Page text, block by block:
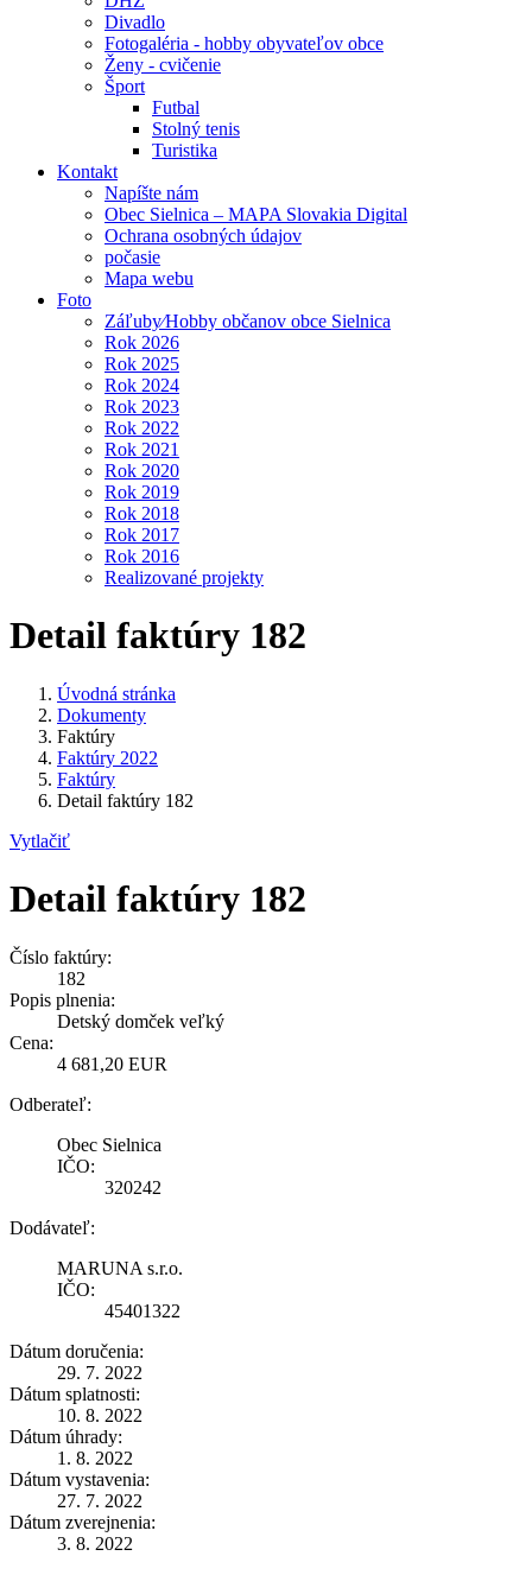
Divadlo
Fotogaléria - hobby obyvateľov obce
Ženy - cvičenie
Šport
Futbal
Stolný tenis
Turistika
Kontakt
Napíšte nám
Obec Sielnica – MAPA Slovakia Digital
Ochrana osobných údajov
počasie
Mapa webu
Foto
Záľuby⁄Hobby občanov obce Sielnica
Rok 2026
Rok 2025
Rok 2024
Rok 2023
Rok 2022
Rok 2021
Rok 2020
Rok 2019
Rok 2018
Rok 2017
Rok 2016
Realizované projekty
Detail faktúry 182
Úvodná stránka
Dokumenty
Faktúry
Faktúry 2022
Faktúry
Detail faktúry 182
Vytlačiť
Detail faktúry 182
Číslo faktúry:
182
Popis plnenia:
Detský domček veľký
Cena:
4 681,20 EUR
Odberateľ:
Obec Sielnica
IČO:
320242
Dodávateľ:
MARUNA s.r.o.
IČO:
45401322
Dátum doručenia:
29. 7. 2022
Dátum splatnosti:
10. 8. 2022
Dátum úhrady:
1. 8. 2022
Dátum vystavenia:
27. 7. 2022
Dátum zverejnenia:
3. 8. 2022